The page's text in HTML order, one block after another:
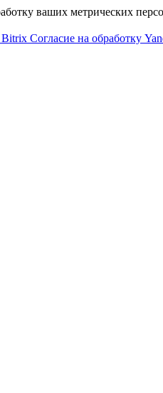
ваших метрических
Bitrix Согласие на обработку